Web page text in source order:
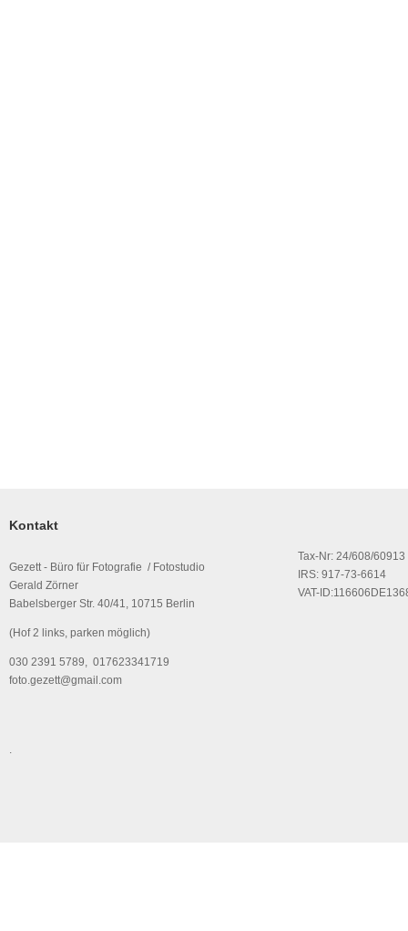
Kontakt
Gezett - Büro für Fotografie / Fotostudio
Gerald Zörner
Babelsberger Str. 40/41, 10715 Berlin
(Hof 2 links, parken möglich)
030 2391 5789, 017623341719
foto.gezett@gmail.com
Tax-Nr: 24/608/60913
IRS: 917-73-6614
VAT-
.